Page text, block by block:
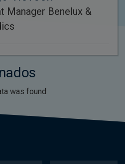
Manager Benelux &
was found